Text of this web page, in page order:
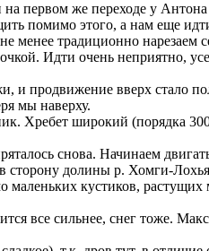
первом же переходе у Антона
помимо этого, а нам еще
менее традиционно нарезаем
Идти очень неприятно,
продвижение вверх стало
мы наверху.
Хребет широкий (порядка
снова. Начинаем
сторону долины р. Хомги-
кустиков,
все сильнее, снег тоже.